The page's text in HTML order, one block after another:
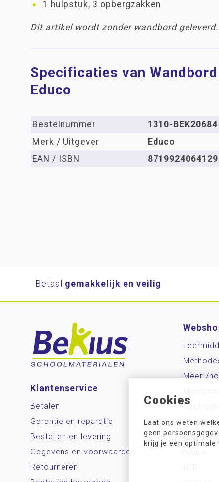
Cookies
Laat ons weten
geen
krijg je een optimale
1 hulpstuk, 3 opbergzakken
Dit artikel wordt zonder wandbord
Specificaties van
Educo
Bestelnummer
1310-BEK20684
Merk / Uitgever
Educo
EAN / ISBN
8719924064129
Betaal gemakkelijk en veilig
Klantenservice
Betalen
Garantie en reparatie
Bestellen en levering
Gegevens en voorwaarden
Retourneren
Meer-/
Spel/
Creatief
Inrichting